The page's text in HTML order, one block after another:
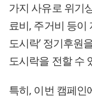
가지 사유로 위기
료비, 주거비 등이
도시락’ 정기후원
도시락을 전할 수
특히, 이번 캠페인